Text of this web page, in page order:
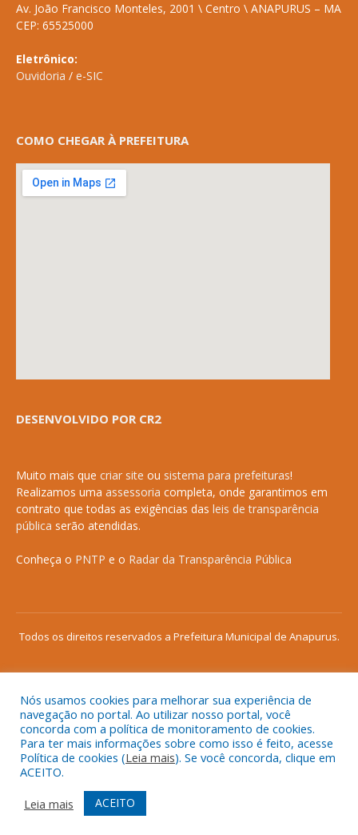
Av. João Francisco Monteles, 2001 \ Centro \ ANAPURUS – MA
CEP: 65525000
Eletrônico:
Ouvidoria / e-SIC
COMO CHEGAR À PREFEITURA
DESENVOLVIDO POR CR2
Muito mais que criar site ou sistema para prefeituras!
Realizamos uma assessoria completa, onde garantimos em
contrato que todas as exigências das leis de transparência
pública serão atendidas.
Conheça o PNTP e o Radar da Transparência Pública
Todos os direitos reservados a Prefeitura Municipal de Anapurus.
Mapa do Site
Acessar Área Administrativa
Acessar o Webmail
Nós usamos cookies para melhorar sua experiência de
navegação no portal. Ao utilizar nosso portal, você
concorda com a política de monitoramento de cookies.
Para ter mais informações sobre como isso é feito, acesse
Política de cookies (Leia mais). Se você concorda, clique em
ACEITO.
Leia mais
ACEITO